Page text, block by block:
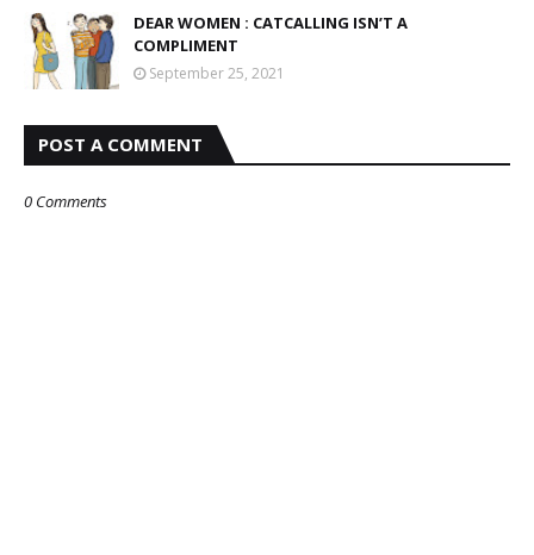
DEAR WOMEN : CATCALLING ISN’T A
COMPLIMENT
September 25, 2021
POST A COMMENT
0 Comments